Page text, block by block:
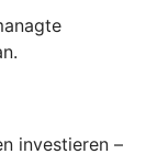
investieren –